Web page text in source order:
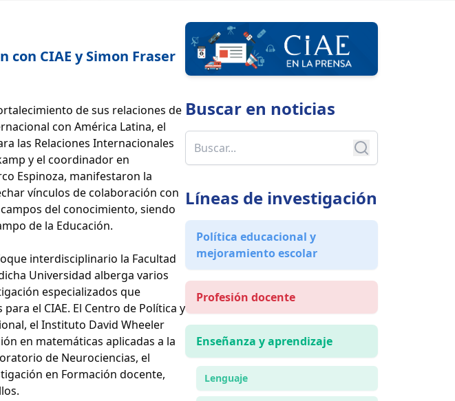
CIAE y Simon Fraser
de sus relaciones de
con América Latina, el
las Relaciones Internacionales
y el coordinador en
Espinoza, manifestaron la
vínculos de colaboración con
del conocimiento, siendo
de la Educación.
interdisciplinario la Facultad
Universidad alberga varios
especializados que
el CIAE. El Centro de Política y
el Instituto David Wheeler
en matemáticas aplicadas a la
de Neurociencias, el
en Formación docente,
Buscar en noticias
Líneas de investigación
Política educacional y
mejoramiento escolar
Profesión docente
Enseñanza y aprendizaje
Lenguaje